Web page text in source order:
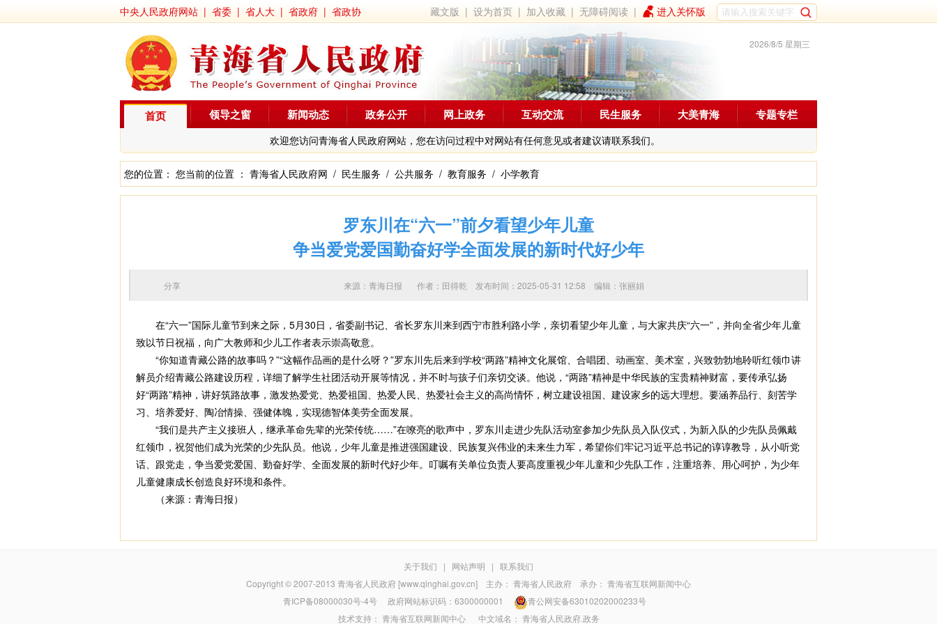
中央人民政府网站 | 省委 | 省人大 | 省政府 | 省政协 藏文版 |设为首页 | 加入收藏 |无障碍阅读 | 进入关怀版
2026/8/5 星期三
首页
欢迎您访问青海省人民政府网站，您在访问过程中对网站有任何意见或者建议请联系我们。
领导之窗 新闻动态 政务公开 网上政务 互动交流 民生服务 大美青海 专题专栏
您的位置： 您当前的位置 ： 青海省人民政府网 / 民生服务 / 公共服务 / 教育服务 / 小学教育
罗东川在“六一”前夕看望少年儿童
争当爱党爱国勤奋好学全面发展的新时代好少年
来源：青海日报 作者： 田得乾 发布时间：2025-05-31 12:58 编辑：张丽娟
分享
在“六一”国际儿童节到来之际，5月30日，省委副书记、省长罗东川来到西宁市胜利路小学，亲切看望少年儿童，与大家共庆“六一”，并向全省少年儿童
致以节日祝福，向广大教师和少儿工作者表示崇高敬意。
“你知道青藏公路的故事吗？”“这幅作品画的是什么呀？”罗东川先后来到学校“两路”精神文化展馆、合唱团、动画室、美术室，兴致勃勃地聆听红领巾讲
解员介绍青藏公路建设历程，详细了解学生社团活动开展等情况，并不时与孩子们亲切交谈。他说，“两路”精神是中华民族的宝贵精神财富，要传承弘扬
好“两路”精神，讲好筑路故事，激发热爱党、热爱祖国、热爱人民、热爱社会主义的高尚情怀，树立建设祖国、建设家乡的远大理想。要涵养品行、刻苦学
习、培养爱好、陶冶情操、强健体魄，实现德智体美劳全面发展。
“我们是共产主义接班人，继承革命先辈的光荣传统……”在嘹亮的歌声中，罗东川走进少先队活动室参加少先队员入队仪式，为新入队的少先队员佩戴
红领巾，祝贺他们成为光荣的少先队员。他说，少年儿童是推进强国建设、民族复兴伟业的未来生力军，希望你们牢记习近平总书记的谆谆教导，从小听党
话、跟党走，争当爱党爱国、勤奋好学、全面发展的新时代好少年。叮嘱有关单位负责人要高度重视少年儿童和少先队工作，注重培养、用心呵护，为少年
儿童健康成长创造良好环境和条件。
（来源：青海日报）
关于我们 | 网站声明 | 联系我们
Copyright © 2007-2013 青海省人民政府 [www.qinghai.gov.cn] 主办： 青海省人民政府 承办： 青海省互联网新闻中心
青ICP备08000030号-4号政府网站标识码：6300000001
青公网安备63010202000233号
技术支持： 青海省互联网新闻中心中文域名： 青海省人民政府.政务